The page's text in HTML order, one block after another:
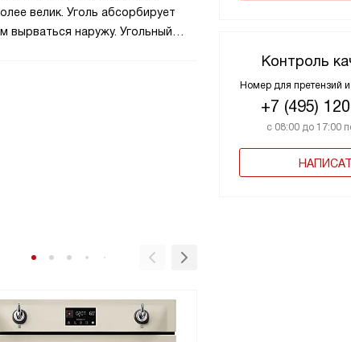
Контроль
Номер для претензий
+7 (495)
с 08:00 до 17:00
велик. Уголь абсорбирует
вырваться наружу. Угольный